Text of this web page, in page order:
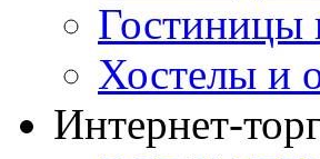
Гостиницы
Хостелы и
Интернет-